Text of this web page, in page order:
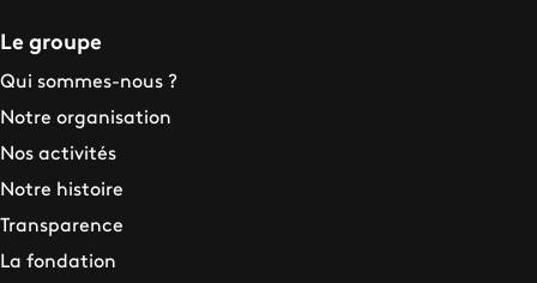
Le groupe
Qui sommes-nous ?
Notre organisation
Nos activités
Notre histoire
Transparence
La fondation